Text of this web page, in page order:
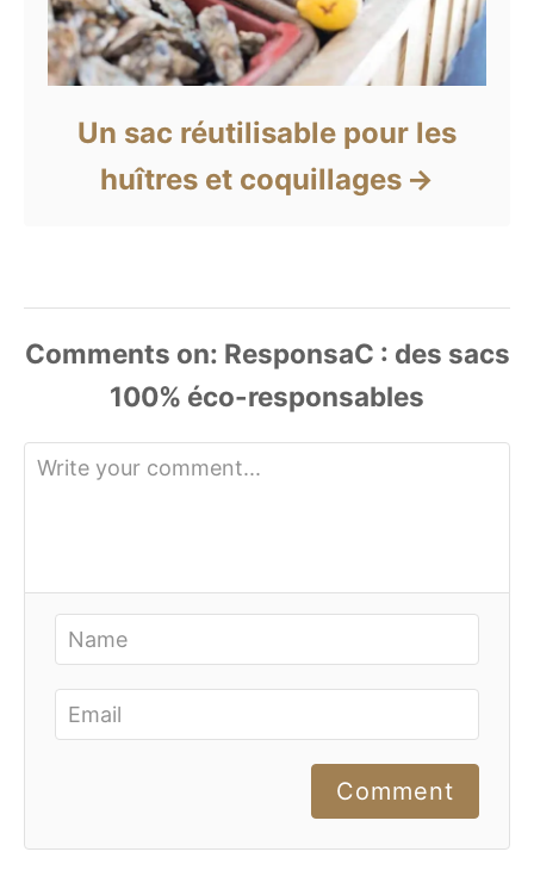
Un sac réutilisable pour les
huîtres et coquillages
Comments
Comment